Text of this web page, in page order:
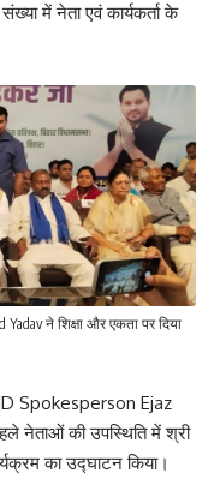
में नेता एवं कार्यकर्ता के
ने शिक्षा और एकता पर दिया
Spokesperson Ejaz
नेताओं की उपस्थिति में श्री
का उद्घाटन किया।